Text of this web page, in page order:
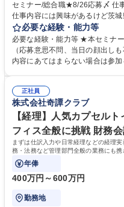
セミナー/総合職★8/26応募〆 仕事の内容 主に茨城県に馴染みがない方、
仕事内容には興味があるけど茨
地域情報を中心としたWEBセミ
報等をお伝えします。 【セミナー内容】■地域説明、周辺施設情報を中心
にお伝えし、住宅相場や実際に
しているのかについてもお伝え
参加時のお顔出しも不要です。ぜ
職種 【9/2(水)19:00開催】応募
〆
必要な経験・能力等
必要な経験・能力等 ★本セミナ
（応募意思不問、当日の顔出しも不要） ※参加人数上限に達
内容にあてはまらない場合は参
格：正社員
株式会社奇譚クラブ
【経理】人気カプセル
フィス全般に挑戦 財務
まずは仕訳入力や日常経理などの経理
務・法務など管理部門全般の業務にも
理部門責任者のもとで幅広い実務経験を
年俸
400万円～600万円
勤務地